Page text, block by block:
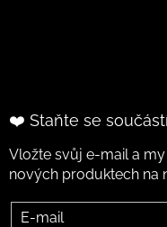
❤️ Staňte se
Vložte svůj e-mail a
nových produktech na
E-mail